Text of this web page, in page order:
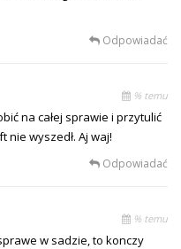
Odpowiadać
% temu
na całej sprawie i przytulić
nie wyszedł. Aj waj!
Odpowiadać
% temu
w sadzie, to konczy